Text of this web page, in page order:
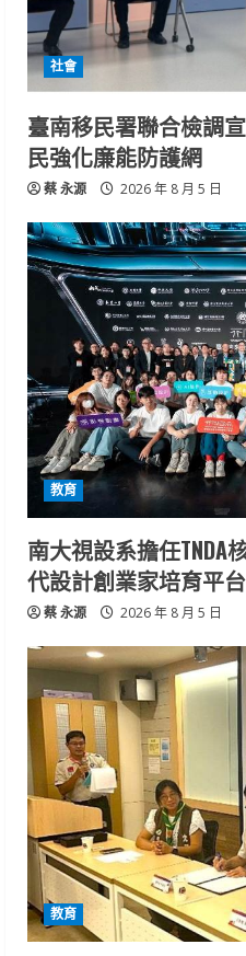
社會
臺南移民署聯合檢調
民強化廉能防護網
蔡 永源 2026 年 8 月 5 日
教育
南大視設系擔任TNDA
代設計創業家培育平台
蔡 永源 2026 年 8 月 5 日
教育